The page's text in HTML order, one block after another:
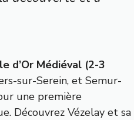
d’Or Médiéval (2-3
sur-Serein, et Semur-
une première
Découvrez Vézelay et sa